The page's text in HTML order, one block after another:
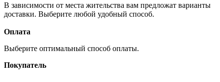
В зависимости от места жительства вам предложат варианты
доставки. Выберите любой удобный способ.
Оплата
Выберите оптимальный способ оплаты.
Покупатель